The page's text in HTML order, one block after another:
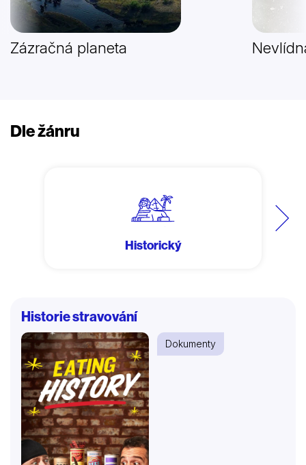
Zázračná planeta
Dle žánru
Další
Historický
Historie stravování
Dokumenty